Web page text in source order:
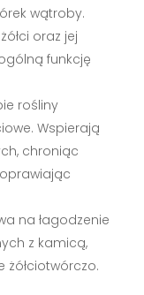
wątroby.
oraz jej
funkcję
rośliny
Wspierają
chroniąc
na łagodzenie
z kamicą,
żółciotwórczo.